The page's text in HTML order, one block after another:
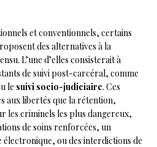
et conventionnels, certains
des alternatives à la
L’une d’elles consisterait à
de suivi post-carcéral, comme
le suivi socio-judiciaire. Ces
aux libertés que la rétention,
les criminels les plus dangereux,
de soins renforcées, un
électronique, ou des interdictions de